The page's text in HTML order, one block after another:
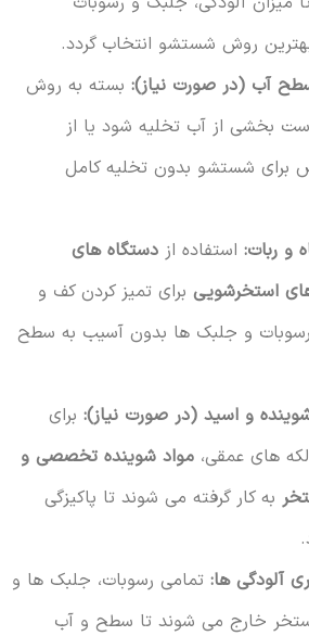
روش شستشو انتخاب گردد.
آب (در صورت نیاز):بسته به روش
بخشی از آب تخلیه شود یا از
شستشو بدون تخلیه کامل
و ربات:استفاده از دستگاه های
استخرشوییبرای تمیز کردن کف و
و جلبک ها بدون آسیب به سطح
و اسید (در صورت نیاز):برای
های عمقی، مواد شوینده تخصصی و
به کار گرفته می شوند تا پاکیزگی
آلودگی ها:تمامی رسوبات، جلبک ها و
خارج می شوند تا سطح و آب